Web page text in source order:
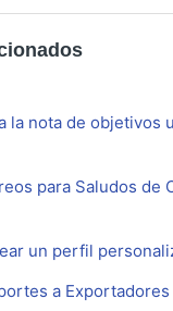
la nota de objetivos
para Saludos de
un perfil
a